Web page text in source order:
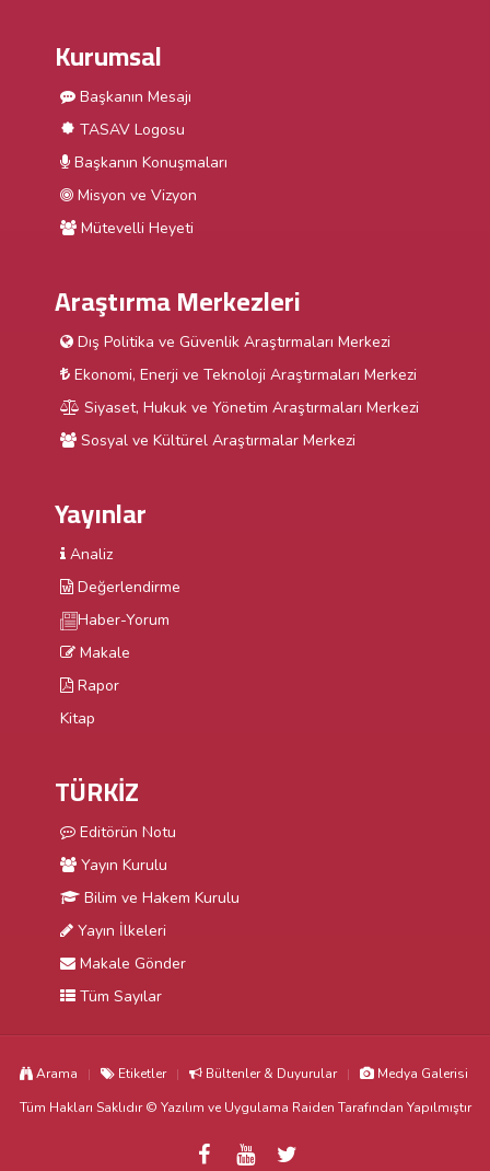
Kurumsal
Başkanın Mesajı
TASAV Logosu
Başkanın Konuşmaları
Misyon ve Vizyon
Mütevelli Heyeti
Araştırma Merkezleri
Dış Politika ve Güvenlik Araştırmaları Merkezi
Ekonomi, Enerji ve Teknoloji Araştırmaları Merkezi
Siyaset, Hukuk ve Yönetim Araştırmaları Merkezi
Sosyal ve Kültürel Araştırmalar Merkezi
Yayınlar
Analiz
Değerlendirme
Haber-Yorum
Makale
Rapor
Kitap
TÜRKİZ
Editörün Notu
Yayın Kurulu
Bilim ve Hakem Kurulu
Yayın İlkeleri
Makale Gönder
Tüm Sayılar
Arama Etiketler Bültenler & Duyurular
Medya Galerisi
Tüm Hakları Saklıdır © Yazılım ve Uygulama Raiden Tarafından Yapılmıştır